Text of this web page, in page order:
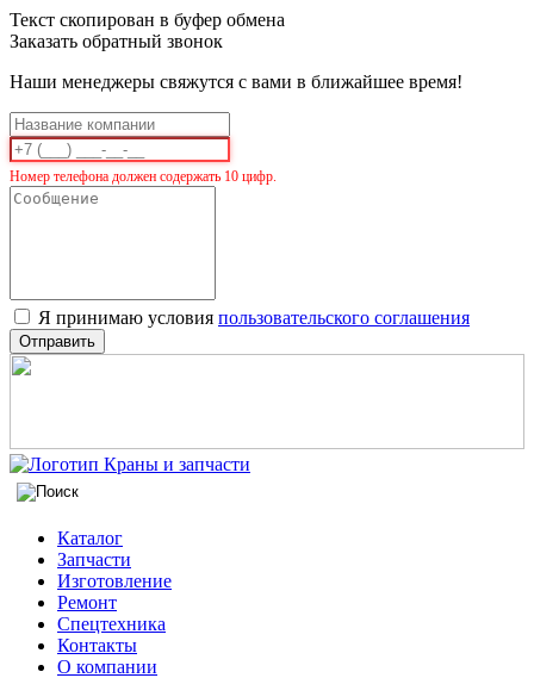
Текст скопирован в буфер обмена
Заказать обратный звонок
Наши менеджеры свяжутся с вами в ближайшее время!
Номер телефона должен содержать 10 цифр.
Я принимаю условия пользовательского соглашения
Отправить
Каталог
Запчасти
Изготовление
Ремонт
Спецтехника
Контакты
О компании